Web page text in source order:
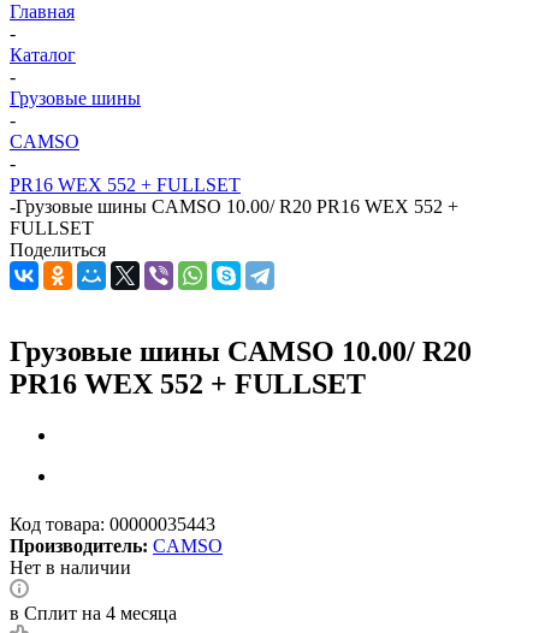
Главная
-
Каталог
-
Грузовые шины
-
CAMSO
-
PR16 WEX 552 + FULLSET
-Грузовые шины CAMSO 10.00/ R20 PR16 WEX 552 +
FULLSET
Поделиться
Грузовые шины CAMSO 10.00/ R20
PR16 WEX 552 + FULLSET
Код товара: 00000035443
Производитель: CAMSO
Нет в наличии
в Сплит на 4 месяца